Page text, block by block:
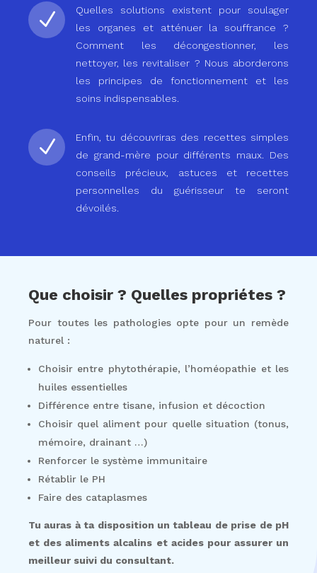
Que choisir ? Quelles propriétes ?
Pour toutes les pathologies opte pour un remède
naturel :
Choisir entre phytothérapie, l’homéopathie et les
huiles essentielles
Différence entre tisane, infusion et décoction
Choisir quel aliment pour quelle situation (tonus,
mémoire, drainant …)
Renforcer le système immunitaire
Rétablir le PH
Faire des cataplasmes
Tu auras à ta disposition un tableau de prise de pH
et des aliments alcalins et acides pour assurer un
meilleur suivi du consultant.
N
Quelles solutions existent pour soulager
les organes et atténuer la souffrance ?
Comment les décongestionner, les
nettoyer, les revitaliser ? Nous aborderons
les principes de fonctionnement et les
soins indispensables.
N
Enfin, tu découvriras des recettes simples
de grand-mère pour différents maux. Des
conseils précieux, astuces et recettes
personnelles du guérisseur te seront
dévoilés.